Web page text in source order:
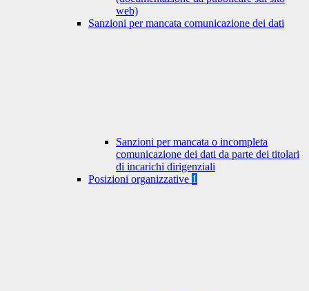
web)
Sanzioni per mancata comunicazione dei dati
Sanzioni per mancata o incompleta
comunicazione dei dati da parte dei titolari
di incarichi dirigenziali
Posizioni organizzative 1